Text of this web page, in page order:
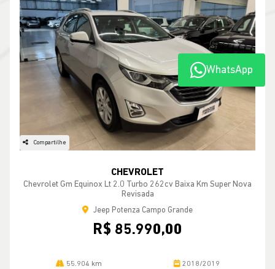
Compartilhe
CHEVROLET
Chevrolet Gm Equinox Lt 2.0 Turbo 262cv Baixa Km Super Nova
Revisada
Jeep Potenza Campo Grande
R$ 85.990,00
55.904 km 2018/2019
WhatsApp